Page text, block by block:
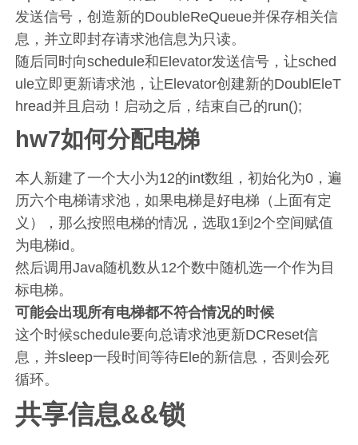
发送信号，创造新的DoubleReQueue并保存相关信
息，并立即封存请求池信息为只读。
随后同时向schedule和Elevator发送信号，让sched
ule立即更新请求池，让Elevator创建新的DoublEleT
hread并且启动！启动之后，结束自己的run();
hw7如何分配电梯
本人新建了一个大小为12的int数组，初始化为0，遍
历六个电梯请求池，如果电梯是好电梯（上面有定
义），那么按照电梯的情况，选取1到2个空间赋值
为电梯id。
然后调用Java随机数从12个数中随机选一个作为目
标电梯。
可能会出现所有电梯都不符合情况的时候
这个时候schedule要向总请求池更新DCReset信
息，并sleep一段时间等待Ele的新信息，否则会死
循环。
共享信息&&锁